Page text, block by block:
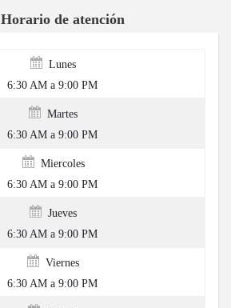
Horario de atención
Lunes
6:30 AM a 9:00 PM
Martes
6:30 AM a 9:00 PM
Miercoles
6:30 AM a 9:00 PM
Jueves
6:30 AM a 9:00 PM
Viernes
6:30 AM a 9:00 PM